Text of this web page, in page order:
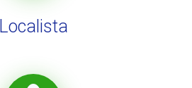
Localista